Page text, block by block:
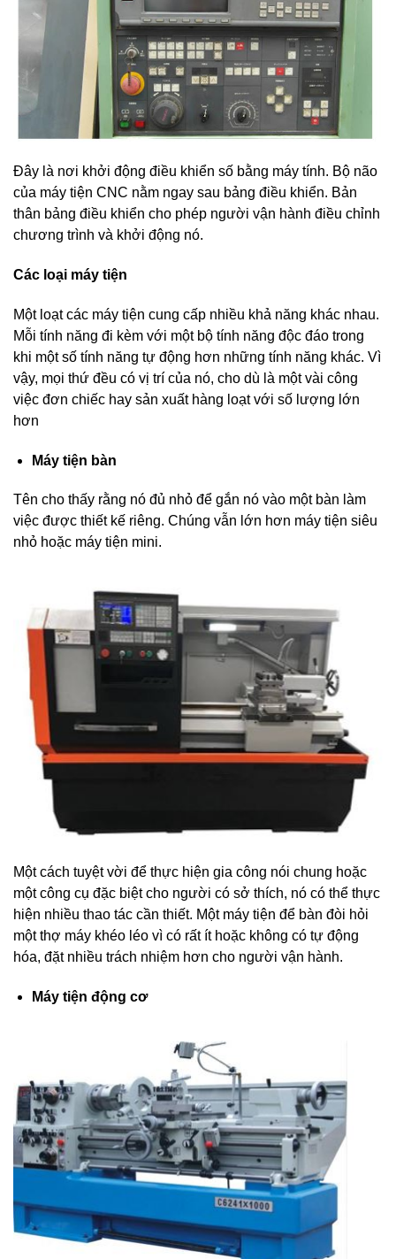
Đây là nơi khởi động điều khiển số bằng máy tính. Bộ não
của máy tiện CNC nằm ngay sau bảng điều khiển. Bản
thân bảng điều khiển cho phép người vận hành điều chỉnh
chương trình và khởi động nó.
Các loại máy tiện
Một loạt các máy tiện cung cấp nhiều khả năng khác nhau.
Mỗi tính năng đi kèm với một bộ tính năng độc đáo trong
khi một số tính năng tự động hơn những tính năng khác. Vì
vậy, mọi thứ đều có vị trí của nó, cho dù là một vài công
việc đơn chiếc hay sản xuất hàng loạt với số lượng lớn
hơn
Máytiện bàn
Tên cho thấy rằng nó đủ nhỏ để gắn nó vào một bàn làm
việc được thiết kế riêng. Chúng vẫn lớn hơn máy tiện siêu
nhỏ hoặc máy tiện mini.
Một cách tuyệt vời để thực hiện gia công nói chung hoặc
một công cụ đặc biệt cho người có sở thích, nó có thể thực
hiện nhiều thao tác cần thiết. Một máy tiện để bàn đòi hỏi
một thợ máy khéo léo vì có rất ít hoặc không có tự động
hóa, đặt nhiều trách nhiệm hơn cho người vận hành.
Máytiện động cơ